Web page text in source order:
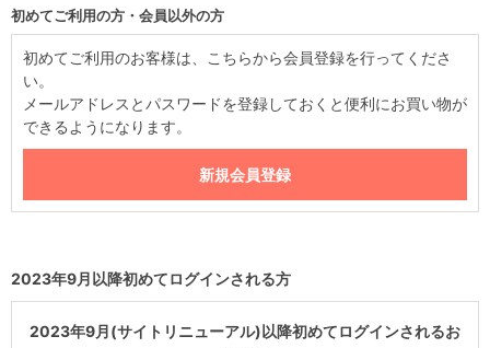
初めてご利用の方・会員以外の方
初めてご利用のお客様は、こちらから会員登録を行ってくださ
い。
メールアドレスとパスワードを登録しておくと便利にお買い物が
できるようになります。
2023年9月以降初めてログインされる方
2023年9月(サイトリニューアル)以降初めてログインされるお